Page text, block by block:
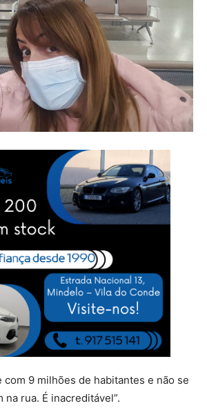
com 9 milhões de habitantes e não se
na rua. É inacreditável”.